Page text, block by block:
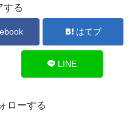
する
はてブ
LINE
ローする